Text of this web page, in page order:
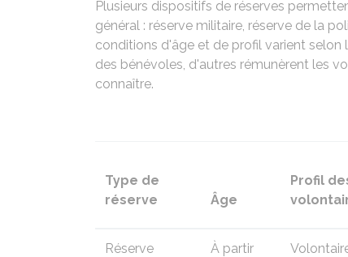
Plusieurs dispositifs de réserves
général : réserve militaire, réserve de la
conditions d'âge et de profil varient selon
des bénévoles, d'autres rémunèrent les
connaître.
Type de
réserve
Âge
Profil
Réserve
À partir